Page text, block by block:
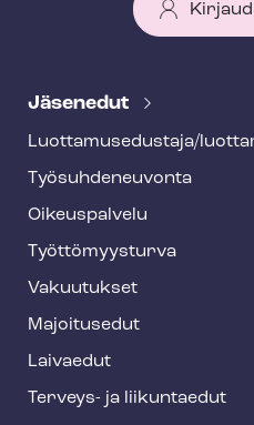
e
f
o
o
t
e
Jäsenedut
Luot­ta­muse­dus­ta­ja/
Työ­suh­de­neu­von­ta
Oikeuspalvelu
Työt­tö­myys­tur­va
Vakuutukset
Majoitusedut
Laivaedut
Terveys- ja liikuntaedut